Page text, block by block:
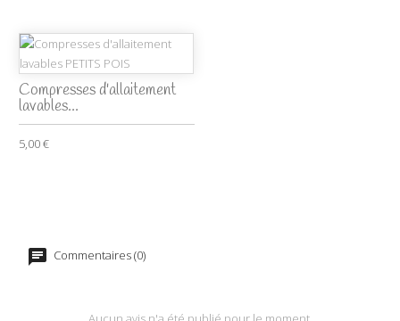
Compresses d'allaitement
lavables...
5,00 €
Commentaires (0)